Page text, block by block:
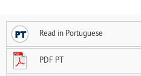
Read in Portuguese
PDF PT